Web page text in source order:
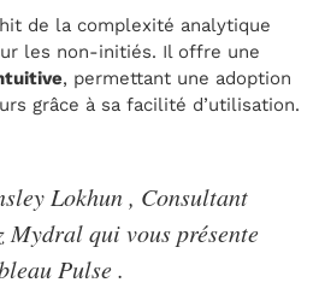
de la complexité analytique
les non-initiés. Il offre une
, permettant une adoption
grâce à sa facilité d’utilisation.
Lokhun , Consultant
Mydral qui vous présente
Pulse .